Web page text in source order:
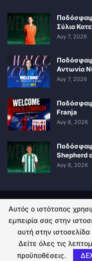
Σύλια
Αυγ 7, 2026
Αντωνία
Αυγ 7, 2026
Franja
Αυγ 6, 2026
Shepherd
Αυγ 6, 2026
ΠΟΛΙΤΙΚΗ
© 2026 -
Αυτός ο ιστότοπος
εμπειρία σας στην
αυτή στην
Δείτε όλες τις
προϋποθέσεις.